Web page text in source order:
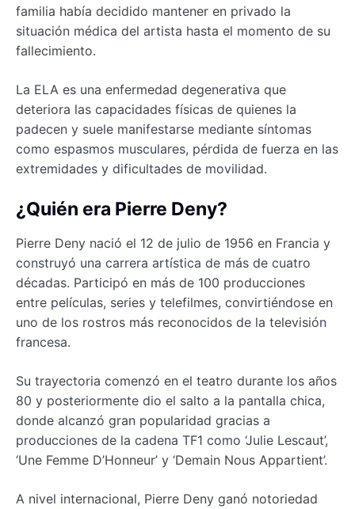
familia había decidido mantener en privado la
situación médica del artista hasta el momento de su
fallecimiento.
La ELA es una enfermedad degenerativa que
deteriora las capacidades físicas de quienes la
padecen y suele manifestarse mediante síntomas
como espasmos musculares, pérdida de fuerza en las
extremidades y dificultades de movilidad.
¿Quién era Pierre Deny?
Pierre Deny nació el 12 de julio de 1956 en Francia y
construyó una carrera artística de más de cuatro
décadas. Participó en más de 100 producciones
entre películas, series y telefilmes, convirtiéndose en
uno de los rostros más reconocidos de la televisión
francesa.
Su trayectoria comenzó en el teatro durante los años
80 y posteriormente dio el salto a la pantalla chica,
donde alcanzó gran popularidad gracias a
producciones de la cadena TF1 como ‘Julie Lescaut’,
‘Une Femme D’Honneur’ y ‘Demain Nous Appartient’.
A nivel internacional, Pierre Deny ganó notoriedad